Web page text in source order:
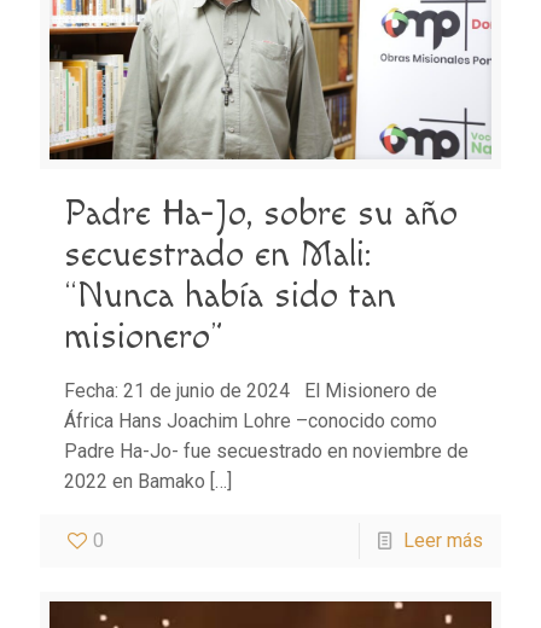
Padre Ha-Jo, sobre su año
secuestrado en Mali:
“Nunca había sido tan
misionero”
Fecha: 21 de junio de 2024 El Misionero de
África Hans Joachim Lohre –conocido como
Padre Ha-Jo- fue secuestrado en noviembre de
2022 en Bamako […]
0 Leer más